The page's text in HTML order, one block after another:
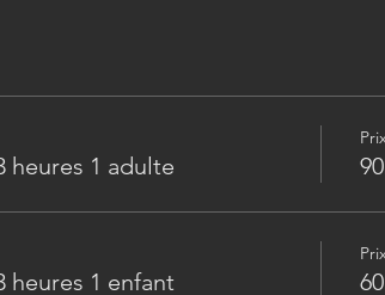
heures 1 adulte
heures 1 enfant